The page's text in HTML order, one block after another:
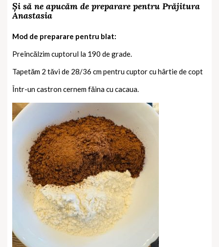
Și să ne apucăm de preparare pentru Prăjitura
Anastasia
Mod de preparare pentru blat:
Preîncălzim cuptorul la 190 de grade.
Tapetăm 2 tăvi de 28/36 cm pentru cuptor cu hârtie de copt
Într-un castron cernem făina cu cacaua.